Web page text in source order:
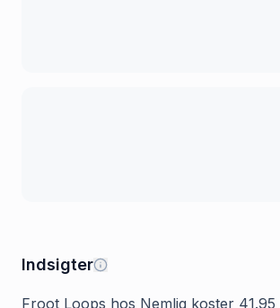
Indsigter
Froot Loops hos Nemlig koster